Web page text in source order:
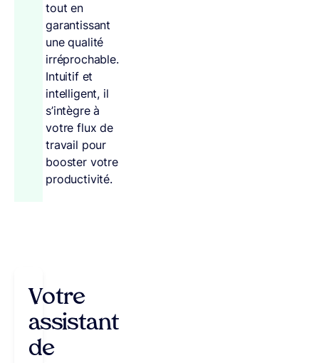
tout en
garantissant
une qualité
irréprochable.
Intuitif et
intelligent, il
s’intègre à
votre flux de
travail pour
booster votre
productivité.
Votre
assistant
de